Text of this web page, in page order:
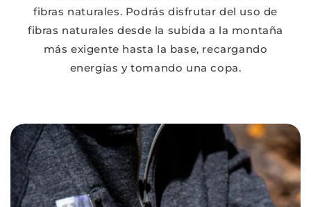
fibras naturales. Podrás disfrutar del uso de
fibras naturales desde la subida a la montaña
más exigente hasta la base, recargando
energías y tomando una copa.